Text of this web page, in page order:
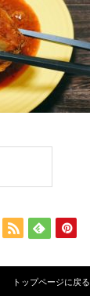
トップページに戻る